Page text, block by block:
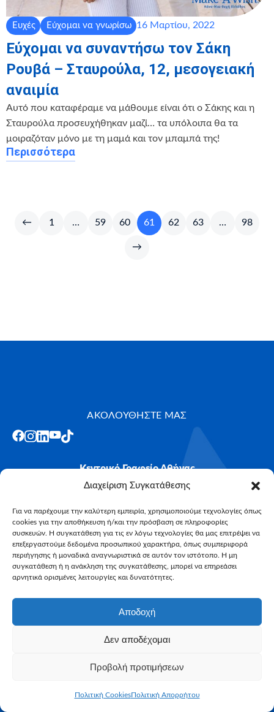
Διαχείριση Συγκατάθεσης
Για να παρέχουμε την καλύτερη εμπειρία, χρησιμοποιούμε τεχνολογίες όπως
cookies για την αποθήκευση ή/και την πρόσβαση σε πληροφορίες
συσκευών. Η συγκατάθεση για τις εν λόγω τεχνολογίες θα μας επιτρέψει να
επεξεργαστούμε δεδομένα προσωπικού χαρακτήρα, όπως συμπεριφορά
περιήγησης ή μοναδικά αναγνωριστικά σε αυτόν τον ιστότοπο. Η μη
συγκατάθεση ή η ανάκληση της συγκατάθεσης, μπορεί να επηρεάσει
αρνητικά ορισμένες λειτουργίες και δυνατότητες.
Αποδοχή
Δεν αποδέχομαι
Προβολή προτιμήσεων
Πολιτική CookiesΠολιτική Απορρήτου
Ευχές Εύχομαι να γνωρίσω 16 Μαρτίου, 2022
Εύχομαι να συναντήσω τον Σάκη
Ρουβά – Σταυρούλα, 12, μεσογειακή
αναιμία
Αυτό που καταφέραμε να μάθουμε είναι ότι ο Σάκης και η
Σταυρούλα προσευχήθηκαν μαζί… τα υπόλοιπα θα τα
μοιραζόταν μόνο με τη μαμά και τον μπαμπά της!
Περισσότερα
← 1 … 59 60 61 62 63 … 98
→
ΑΚΟΛΟΥΘΗΣΤΕ ΜΑΣ
Κεντρικό Γραφείο Αθήνας
Λ. Βουλιαγμένης 261 & Κυμοθόης, Αγ. Δημήτριος, 17 236
+30 210 963 7660
+30 210 963 7774
info@makeawish.gr
Γραφείο Θεσσαλονίκης
Αρτέμιδος 23-25, Θεσσαλονίκη, 54644
+30 2310 523978
+30 2310 523979
info@makeawish.gr